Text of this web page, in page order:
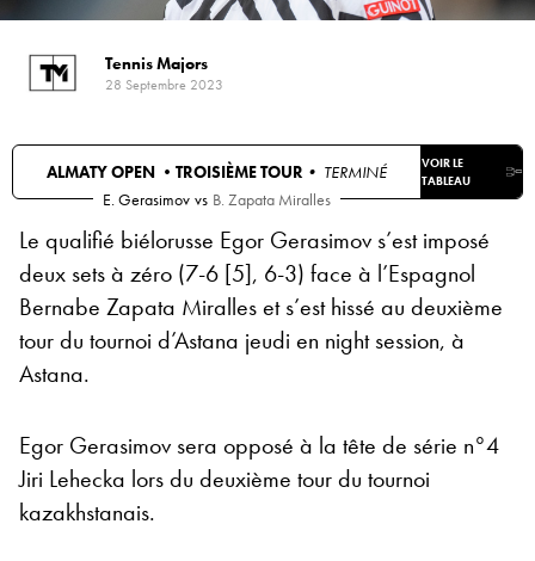
Tennis Majors
28 Septembre 2023
ALMATY OPEN • TROISIÈME TOUR • TERMINÉ
VOIR LE
TABLEAU
E. Gerasimov vs B. Zapata Miralles
Le qualifié biélorusse Egor Gerasimov s’est imposé
deux sets à zéro (7-6 [5], 6-3) face à l’Espagnol
Bernabe Zapata Miralles et s’est hissé au deuxième
tour du tournoi d’Astana jeudi en night session, à
Astana.
Egor Gerasimov sera opposé à la tête de série n°4
Jiri Lehecka lors du deuxième tour du tournoi
kazakhstanais.